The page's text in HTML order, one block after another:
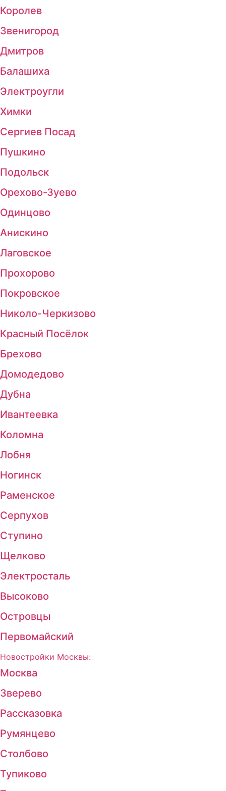
Королев
Звенигород
Дмитров
Балашиха
Электроугли
Химки
Сергиев Посад
Пушкино
Подольск
Орехово-Зуево
Одинцово
Анискино
Лаговское
Прохорово
Покровское
Николо-Черкизово
Красный Посёлок
Брехово
Домодедово
Дубна
Ивантеевка
Коломна
Лобня
Ногинск
Раменское
Серпухов
Ступино
Щелково
Электросталь
Высоково
Островцы
Первомайский
Новостройки Москвы:
Москва
Зверево
Рассказовка
Румянцево
Столбово
Тупиково